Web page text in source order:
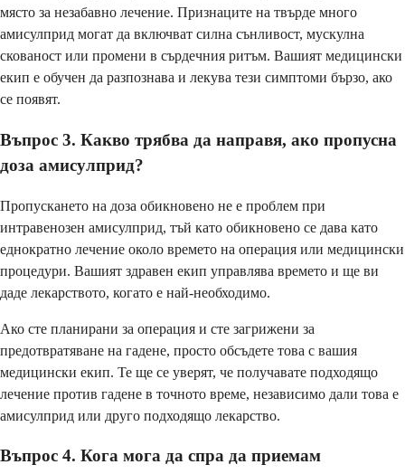
място за незабавно лечение. Признаците на твърде много
амисулприд могат да включват силна сънливост, мускулна
скованост или промени в сърдечния ритъм. Вашият медицински
екип е обучен да разпознава и лекува тези симптоми бързо, ако
се появят.
Въпрос 3. Какво трябва да направя, ако пропусна
доза амисулприд?
Пропускането на доза обикновено не е проблем при
интравенозен амисулприд, тъй като обикновено се дава като
еднократно лечение около времето на операция или медицински
процедури. Вашият здравен екип управлява времето и ще ви
даде лекарството, когато е най-необходимо.
Ако сте планирани за операция и сте загрижени за
предотвратяване на гадене, просто обсъдете това с вашия
медицински екип. Те ще се уверят, че получавате подходящо
лечение против гадене в точното време, независимо дали това е
амисулприд или друго подходящо лекарство.
Въпрос 4. Кога мога да спра да приемам